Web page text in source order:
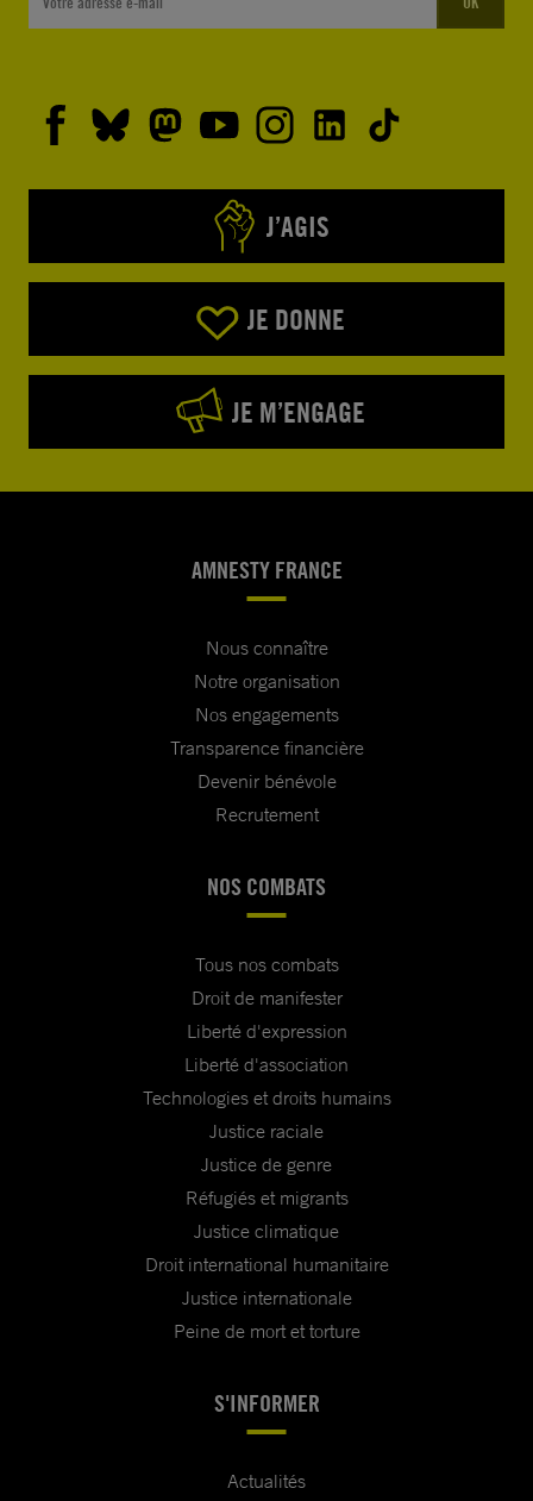
J’AGIS
JE DONNE
JE M’ENGAGE
AMNESTY FRANCE
Nous connaître
Notre organisation
Nos engagements
Transparence financière
Devenir bénévole
Recrutement
NOS COMBATS
Tous nos combats
Droit de manifester
Liberté d'expression
Liberté d'association
Technologies et droits humains
Justice raciale
Justice de genre
Réfugiés et migrants
Justice climatique
Droit international humanitaire
Justice internationale
Peine de mort et torture
S'INFORMER
Actualités